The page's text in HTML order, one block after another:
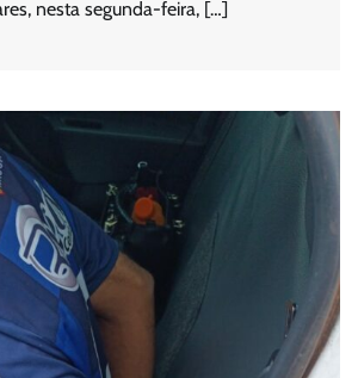
nesta segunda-feira, […]